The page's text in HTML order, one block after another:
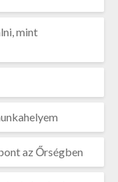
mint
az Őrségben